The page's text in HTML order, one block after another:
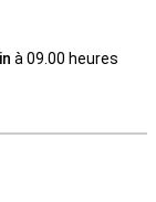
à 09.00 heures